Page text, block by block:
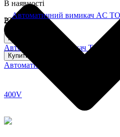
В наявності
430,0 грн
Купити
Автоматичний вимикач TOMZN
В наявності
220,0 грн
Купити
Автоматичний вимикач TOMZN